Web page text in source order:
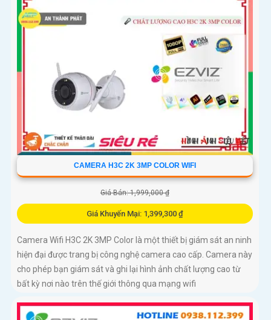
CAMERA H3C 2K 3MP COLOR WIFI
Giá Bán: 1,999,000 ₫
Giá Khuyến Mại: 1,399,300 ₫
Camera Wifi H3C 2K 3MP Color là một thiết bị giám sát an ninh
hiện đại được trang bị công nghệ camera cao cấp. Camera này
cho phép bạn giám sát và ghi lại hình ảnh chất lượng cao từ
bất kỳ nơi nào trên thế giới thông qua mạng wifi